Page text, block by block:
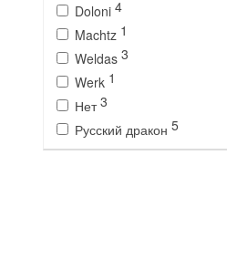
Doloni 4
Machtz 1
Weldas 3
Werk 1
Нет3
Русский дракон 5